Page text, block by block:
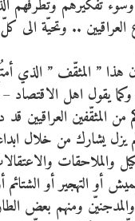
وسوء تفكيرهم
.. وتحيّة الى كلّ
هذا ” المثقّف ” الذي
يقول اهل الاقتصاد – ”
العراقيين قد
لم يزل يشارك من خلال
والملاحقات
أو التهجير أو
والمدجنيّن ومنهم بعض